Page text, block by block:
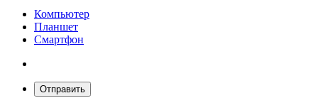
Компьютер
Планшет
Смартфон
Отправить